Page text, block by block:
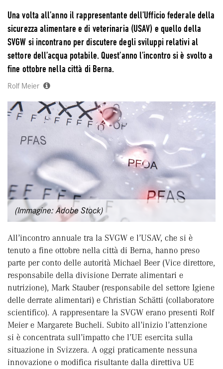
Una volta all’anno il rappresentante dell’Ufficio federale della
sicurezza alimentare e di veterinaria (USAV) e quello della
SVGW si incontrano per discutere degli sviluppi relativi al
settore dell’acqua potabile. Quest’anno l’incontro si è svolto a
fine ottobre nella città di Berna.
Rolf Meier
(Immagine: Adobe Stock)
All’incontro annuale tra la SVGW e l’USAV, che si è
tenuto a fine ottobre nella città di Berna, hanno preso
parte per conto delle autorità Michael Beer (Vice direttore,
responsabile della divisione Derrate alimentari e
nutrizione), Mark Stauber (responsabile del settore Igiene
delle derrate alimentari) e Christian Schätti (collaboratore
scientifico). A rappresentare la SVGW erano presenti Rolf
Meier e Margarete Bucheli. Subito all’inizio l’attenzione
si è concentrata sull’impatto che l’UE esercita sulla
situazione in Svizzera. A oggi praticamente nessuna
innovazione o modifica risultante dalla direttiva UE